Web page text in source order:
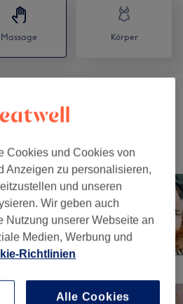
Massage Körper
Cookies und Cookies von
Anzeigen zu personalisieren,
und unseren
Wir geben auch
Nutzung unserer Webseite an
Medien, Werbung und
Richtlinien
Alle Cookies